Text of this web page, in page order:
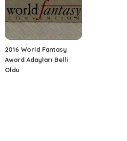
2016 World Fantasy
Award Adayları Belli
Oldu